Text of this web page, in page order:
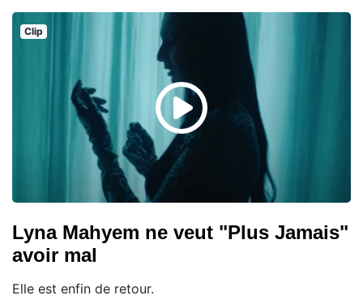
Clip
Lyna Mahyem ne veut "Plus Jamais"
avoir mal
Elle est enfin de retour.